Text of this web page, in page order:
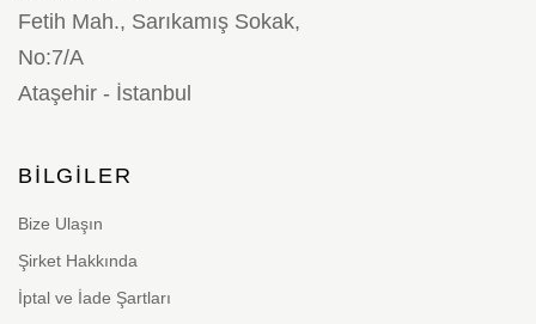
Fetih Mah., Sarıkamış Sokak,
No:7/A
Ataşehir - İstanbul
BILGILER
Bize Ulaşın
Şirket Hakkında
İptal ve İade Şartları